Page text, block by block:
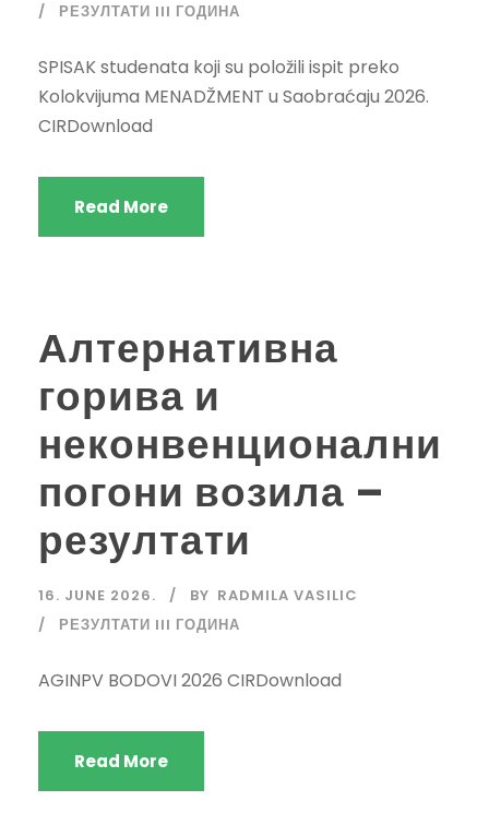
РЕЗУЛТАТИ III ГОДИНА
SPISAK studenata koji su položili ispit preko
Kolokvijuma MENADŽMENT u Saobraćaju 2026.
CIRDownload
Read More
Алтернативна
горива и
неконвенционални
погони возила –
резултати
16. JUNE 2026. BY RADMILA VASILIC
РЕЗУЛТАТИ III ГОДИНА
AGINPV BODOVI 2026 CIRDownload
Read More